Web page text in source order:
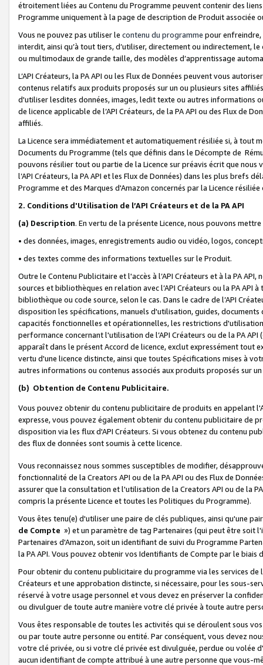
étroitement liées au Contenu du Programme peuvent contenir des
Programme uniquement à la page de description de Produit associée
Vous ne pouvez pas utiliser le contenu du programme pour
interdit, ainsi qu’à tout tiers, d’utiliser, directement ou indirectement,
ou multimodaux de grande taille, des modèles d’apprentissage
L’API Créateurs, la PA API ou les Flux de Données peuvent vous
contenus relatifs aux produits proposés sur un ou plusieurs sites
d'utiliser lesdites données, images, ledit texte ou autres informations
de licence applicable de l’API Créateurs, de la PA API ou des Flux de
affiliés.
La Licence sera immédiatement et automatiquement résiliée si, à
Documents du Programme (tels que définis dans le Décompte de
pouvons résilier tout ou partie de la Licence sur préavis écrit que
l’API Créateurs, la PA API et les Flux de Données) dans les plus
Programme et des Marques d'Amazon concernés par la Licence
2. Conditions d'Utilisation de l’API Créateurs et de la PA API
(a) Description. En vertu de la présente Licence, nous pouvons
• des données, images, enregistrements audio ou vidéo, logos,
• des textes comme des informations textuelles sur le Produit.
Outre le Contenu Publicitaire et l'accès à l’API Créateurs et à la PA
sources et bibliothèques en relation avec l’API Créateurs ou la PA
bibliothèque ou code source, selon le cas. Dans le cadre de l’API
disposition les spécifications, manuels d'utilisation, guides,
capacités fonctionnelles et opérationnelles, les restrictions
performance concernant l'utilisation de l’API Créateurs ou de la PA
apparaît dans le présent Accord de licence, exclut expressément tout
vertu d'une licence distincte, ainsi que toutes Spécifications mises à
autres informations ou contenus associés aux produits proposés sur
(b) Obtention de Contenu Publicitaire.
Vous pouvez obtenir du contenu publicitaire de produits en appelant
expresse, vous pouvez également obtenir du contenu publicitaire de
disposition via les flux d'API Créateurs. Si vous obtenez du contenu
des flux de données sont soumis à cette licence.
Vous reconnaissez nous sommes susceptibles de modifier,
fonctionnalité de la Creators API ou de la PA API ou des Flux de
assurer que la consultation et l'utilisation de la Creators API ou de la
compris la présente Licence et toutes les Politiques du Programme).
Vous êtes tenu(e) d'utiliser une paire de clés publiques, ainsi qu'une
de Compte ») et un paramètre de tag Partenaires (qui peut être soit
Partenaires d'Amazon, soit un identifiant de suivi du Programme
la PA API. Vous pouvez obtenir vos Identifiants de Compte par le biais
Pour obtenir du contenu publicitaire du programme via les services
Créateurs et une approbation distincte, si nécessaire, pour les sous-
réservé à votre usage personnel et vous devez en préserver la
ou divulguer de toute autre manière votre clé privée à toute autre
Vous êtes responsable de toutes les activités qui se déroulent sous
ou par toute autre personne ou entité. Par conséquent, vous devez
votre clé privée, ou si votre clé privée est divulguée, perdue ou volée
aucun identifiant de compte attribué à une autre personne que vous-